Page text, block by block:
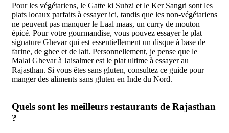
Pour les végétariens, le Gatte ki Subzi et le Ker Sangri sont les
plats locaux parfaits à essayer ici, tandis que les non-végétariens
ne peuvent pas manquer le Laal maas, un curry de mouton
épicé. Pour votre gourmandise, vous pouvez essayer le plat
signature Ghevar qui est essentiellement un disque à base de
farine, de ghee et de lait. Personnellement, je pense que le
Malai Ghevar à Jaisalmer est le plat ultime à essayer au
Rajasthan. Si vous êtes sans gluten, consultez ce guide pour
manger des aliments sans gluten en Inde du Nord.
Quels sont les meilleurs restaurants de Rajasthan
?